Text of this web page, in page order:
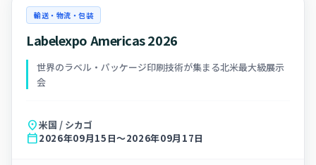
輸送・物流・包装
Labelexpo Americas 2026
世界のラベル・パッケージ印刷技術が集まる北米最大級展示
会
location_on米国 / シカゴ
calendar_today2026年09月15日～2026年09月17日